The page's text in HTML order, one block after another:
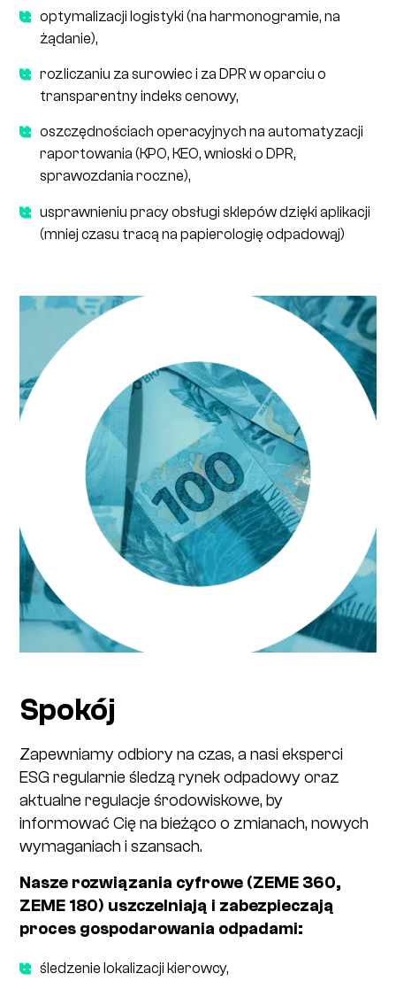
optymalizacji logistyki (na harmonogramie, na
żądanie),
rozliczaniu za surowiec i za DPR w oparciu o
transparentny indeks cenowy,
oszczędnościach operacyjnych na automatyzacji
raportowania (KPO, KEO, wnioski o DPR,
sprawozdania roczne),
usprawnieniu pracy obsługi sklepów dzięki aplikacji
(mniej czasu tracą na papierologię odpadowąj)
Spokój
Zapewniamy odbiory na czas, a nasi eksperci
ESG regularnie śledzą rynek odpadowy oraz
aktualne regulacje środowiskowe, by
informować Cię na bieżąco o zmianach, nowych
wymaganiach i szansach.
Nasze rozwiązania cyfrowe (ZEME 360,
ZEME 180) uszczelniają i zabezpieczają
proces gospodarowania odpadami:
śledzenie lokalizacji kierowcy,